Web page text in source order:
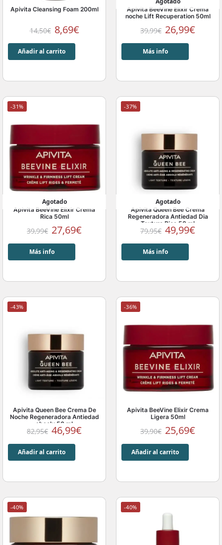
Apivita Cleansing Foam 200ml
14,50€ 8,69€
Añadir al carrito
Apivita BeeVine Elixir Crema
noche Lift Recuperation 50ml
39,99€ 26,99€
Más info
-31%
Agotado
Apivita BeeVine Elixir Crema
Rica 50ml
39,99€ 27,69€
Más info
-37%
Agotado
Apivita Queen Bee Crema
Regeneradora Antiedad Dia
Textura Rica 50 ml
79,95€ 49,99€
Más info
-43%
Apivita Queen Bee Crema De
Noche Regeneradora Antiedad
absolu 50 ml
82,95€ 46,99€
Añadir al carrito
-36%
Apivita BeeVine Elixir Crema
Ligera 50ml
39,90€ 25,69€
Añadir al carrito
-40% -40%